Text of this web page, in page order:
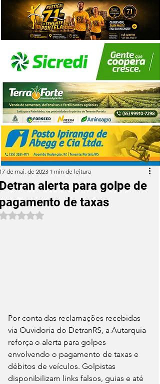
alerta para golpe de
de taxas
de mai. de 2023 1 min de leitura
Avaliado com NaN de 5 estrelas.
Por conta das reclamações recebidas
via Ouvidoria do DetranRS, a Autarquia
reforça o alerta para golpes
envolvendo o pagamento de taxas e
débitos de veículos. Golpistas
disponibilizam links falsos, guias e até